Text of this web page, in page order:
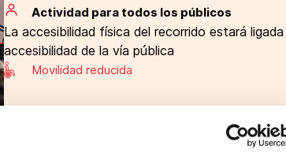
Actividad para todos los públicos
La accesibilidad física del recorrido estará ligada
accesibilidad de la vía pública
Movilidad reducida